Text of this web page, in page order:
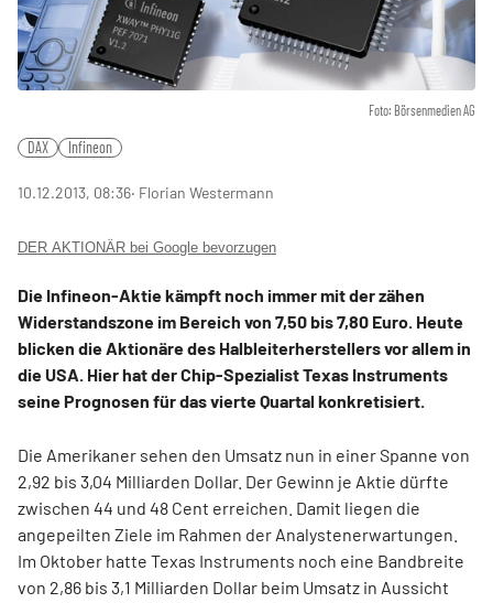
Foto: Börsenmedien AG
DAX Infineon
10.12.2013, 08:36‧ Florian Westermann
DER AKTIONÄR bei Google bevorzugen
Die Infineon-Aktie kämpft noch immer mit der zähen
Widerstandszone im Bereich von 7,50 bis 7,80 Euro. Heute
blicken die Aktionäre des Halbleiterherstellers vor allem in
die USA. Hier hat der Chip-Spezialist Texas Instruments
seine Prognosen für das vierte Quartal konkretisiert.
Die Amerikaner sehen den Umsatz nun in einer Spanne von
2,92 bis 3,04 Milliarden Dollar. Der Gewinn je Aktie dürfte
zwischen 44 und 48 Cent erreichen. Damit liegen die
angepeilten Ziele im Rahmen der Analystenerwartungen.
Im Oktober hatte Texas Instruments noch eine Bandbreite
von 2,86 bis 3,1 Milliarden Dollar beim Umsatz in Aussicht